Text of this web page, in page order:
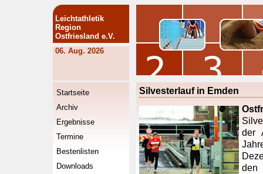
Leichtathletik
Region
Ostfriesland e.V.
06. Aug. 2026
Startseite
Archiv
Ergebnisse
Termine
Bestenlisten
Downloads
Silvesterlauf in Emden
der
den